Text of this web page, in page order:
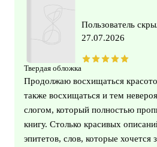
Твердая обложка
Пользователь
27.07.2026
Продолжаю восхищаться
также восхищаться и тем
слогом, который полностью
книгу. Столько красивых
эпитетов, слов, которые хочется